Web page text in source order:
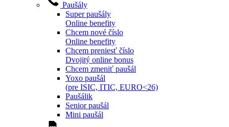
Paušály
Super paušály
Online benefity
Chcem nové číslo
Online benefity
Chcem preniesť číslo
Dvojitý online bonus
Chcem zmeniť paušál
Yoxo paušál
(pre ISIC, ITIC, EURO<26)
Paušálik
Senior paušál
Mini paušál